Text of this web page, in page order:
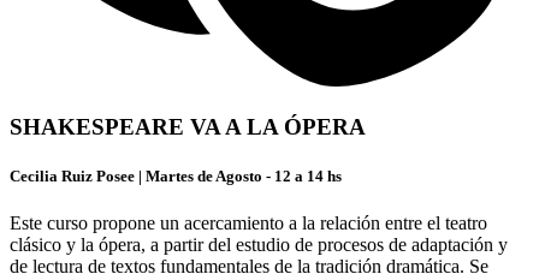
SHAKESPEARE VA A LA ÓPERA
Cecilia Ruiz Posee | Martes de Agosto - 12 a 14 hs
Este curso propone un acercamiento a la relación entre el teatro
clásico y la ópera, a partir del estudio de procesos de adaptación y
de lectura de textos fundamentales de la tradición dramática. Se